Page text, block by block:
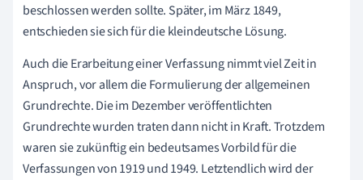
beschlossen werden sollte. Später, im März 1849,
entschieden sie sich für die kleindeutsche Lösung.
Auch die Erarbeitung einer Verfassung nimmt viel Zeit in
Anspruch, vor allem die Formulierung der allgemeinen
Grundrechte. Die im Dezember veröffentlichten
Grundrechte wurden traten dann nicht in Kraft. Trotzdem
waren sie zukünftig ein bedeutsames Vorbild für die
Verfassungen von 1919 und 1949. Letztendlich wird der